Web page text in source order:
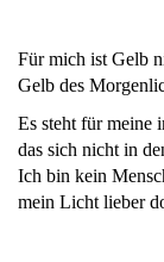
Für mich ist Gelb
Gelb des
Es steht für meine
das sich nicht in
Ich bin kein
mein Licht lieber